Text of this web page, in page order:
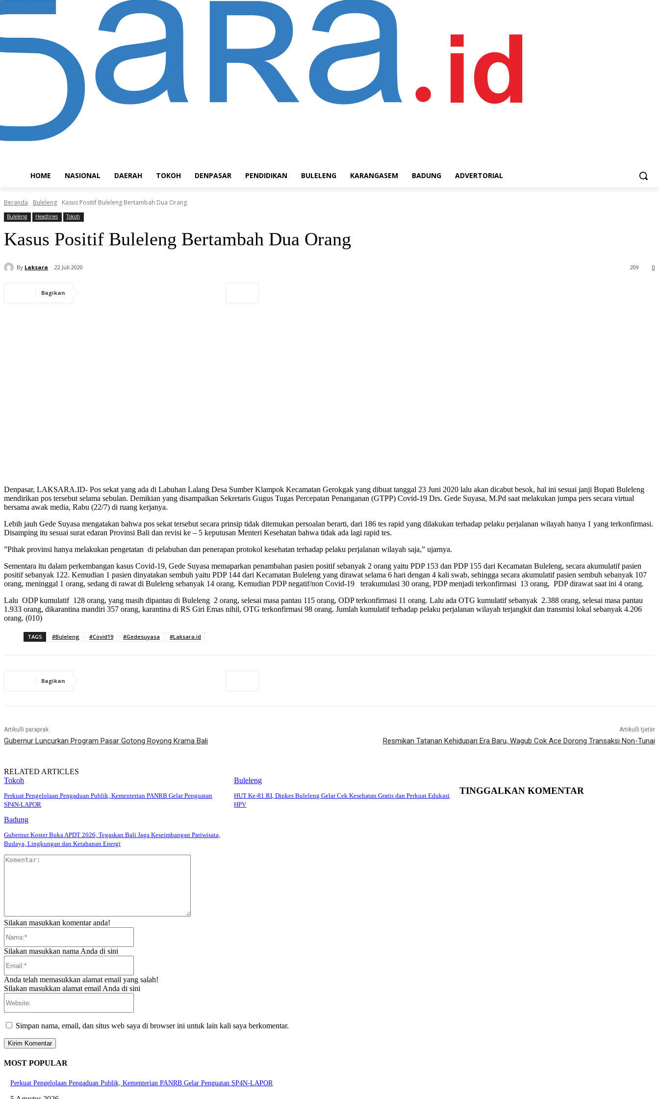
HOME NASIONAL DAERAH TOKOH DENPASAR PENDIDIKAN BULELENG KARANGASEM BADUNG ADVERTORIAL
Beranda Buleleng Kasus Positif Buleleng Bertambah Dua Orang
Buleleng Headlines Tokoh
Kasus Positif Buleleng Bertambah Dua Orang
By Laksara 22 Juli 2020 0
209
Bagikan
Denpasar, LAKSARA.ID- Pos sekat yang ada di Labuhan Lalang Desa Sumber Klampok Kecamatan Gerokgak yang dibuat tanggal 23 Juni 2020 lalu akan dicabut besok, hal ini sesuai janji Bupati Buleleng
mendirikan pos tersebut selama sebulan. Demikian yang disampaikan Sekretaris Gugus Tugas Percepatan Penanganan (GTPP) Covid-19 Drs. Gede Suyasa, M.Pd saat melakukan jumpa pers secara virtual
bersama awak media, Rabu (22/7) di ruang kerjanya.
Lebih jauh Gede Suyasa mengatakan bahwa pos sekat tersebut secara prinsip tidak ditemukan persoalan berarti, dari 186 tes rapid yang dilakukan terhadap pelaku perjalanan wilayah hanya 1 yang terkonfirmasi.
Disamping itu sesuai surat edaran Provinsi Bali dan revisi ke – 5 keputusan Menteri Kesehatan bahwa tidak ada lagi rapid tes.
”Pihak provinsi hanya melakukan pengetatan di pelabuhan dan penerapan protokol kesehatan terhadap pelaku perjalanan wilayah saja,” ujarnya.
Sementara itu dalam perkembangan kasus Covid-19, Gede Suyasa memaparkan penambahan pasien positif sebanyak 2 orang yaitu PDP 153 dan PDP 155 dari Kecamatan Buleleng, secara akumulatif pasien
positif sebanyak 122. Kemudian 1 pasien dinyatakan sembuh yaitu PDP 144 dari Kecamatan Buleleng yang dirawat selama 6 hari dengan 4 kali swab, sehingga secara akumulatif pasien sembuh sebanyak 107
orang, meninggal 1 orang, sedang di rawat di Buleleng sebanyak 14 orang. Kemudian PDP negatif/non Covid-19 terakumulasi 30 orang, PDP menjadi terkonfirmasi 13 orang, PDP dirawat saat ini 4 orang.
Lalu ODP kumulatif 128 orang, yang masih dipantau di Buleleng 2 orang, selesai masa pantau 115 orang, ODP terkonfirmasi 11 orang. Lalu ada OTG kumulatif sebanyak 2.388 orang, selesai masa pantau
1.933 orang, dikarantina mandiri 357 orang, karantina di RS Giri Emas nihil, OTG terkonfirmasi 98 orang. Jumlah kumulatif terhadap pelaku perjalanan wilayah terjangkit dan transmisi lokal sebanyak 4.206
orang. (010)
TAGS #Buleleng #Covid19 #Gedesuyasa #Laksara.id
Bagikan
Artikulli paraprak
Gubernur Luncurkan Program Pasar Gotong Royong Krama Bali
Artikulli tjetër
Resmikan Tatanan Kehidupan Era Baru, Wagub Cok Ace Dorong Transaksi Non-Tunai
RELATED ARTICLES
Tokoh
Perkuat Pengelolaan Pengaduan Publik, Kementerian PANRB Gelar Penguatan
SP4N-LAPOR
Buleleng
HUT Ke-81 RI, Dinkes Buleleng Gelar Cek Kesehatan Gratis dan Perkuat Edukasi
HPV
Badung
Gubernur Koster Buka APDT 2026, Tegaskan Bali Jaga Keseimbangan Pariwisata,
Budaya, Lingkungan dan Ketahanan Energi
TINGGALKAN KOMENTAR
Silakan masukkan komentar anda!
Silakan masukkan nama Anda di sini
Anda telah memasukkan alamat email yang salah!
Silakan masukkan alamat email Anda di sini
Simpan nama, email, dan situs web saya di browser ini untuk lain kali saya berkomentar.
MOST POPULAR
Perkuat Pengelolaan Pengaduan Publik, Kementerian PANRB Gelar Penguatan SP4N-LAPOR